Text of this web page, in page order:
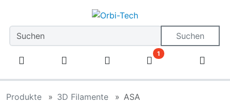
Springe zur Navigation
Suchen
1
Produkte 3D Filamente ASA